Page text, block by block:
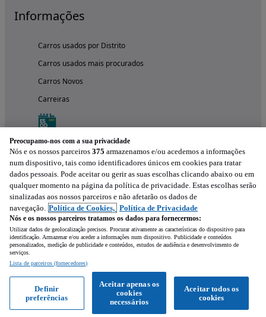
Informações
Carros usados por Distrito
Carros usados mais procurados
Carros Novos
Carreiras
Experimenta a aplicação
Preocupamo-nos com a sua privacidade
Nós e os nossos parceiros 375 armazenamos e/ou acedemos a informações
num dispositivo, tais como identificadores únicos em cookies para tratar
dados pessoais. Pode aceitar ou gerir as suas escolhas clicando abaixo ou em
qualquer momento na página da política de privacidade. Estas escolhas serão
sinalizadas aos nossos parceiros e não afetarão os dados de
navegação. Política de Cookies, Política de Privacidade
Nós e os nossos parceiros tratamos os dados para fornecermos:
Utilizar dados de geolocalização precisos. Procurar ativamente as características do dispositivo para
identificação. Armazenar e/ou aceder a informações num dispositivo. Publicidade e conteúdos
personalizados, medição de publicidade e conteúdos, estudos de audiência e desenvolvimento de
serviços.
Lista de parceiros (fornecedores)
Aceitar todos os
cookies
Aceitar apenas os
cookies
necessários
Definir
preferências